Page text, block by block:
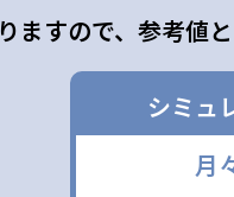
すので、参考値と
シミュ
月